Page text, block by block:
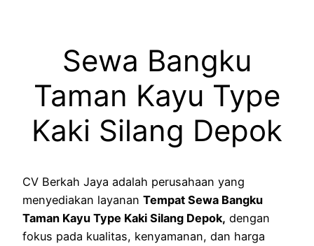
Sewa Bangku
Taman Kayu Type
Kaki Silang Depok
CV Berkah Jaya adalah perusahaan yang
menyediakan layanan Tempat Sewa Bangku
Taman Kayu Type Kaki Silang Depok, dengan
fokus pada kualitas, kenyamanan, dan harga